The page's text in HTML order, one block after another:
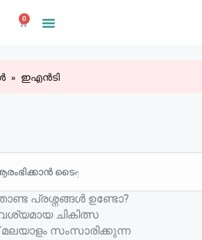
0
കാർട്ട്
ഇഎൻടി
പ്രശ്നങ്ങൾ ഉണ്ടോ?
ചികിത്സ
മലയാളം സംസാരിക്കുന്ന